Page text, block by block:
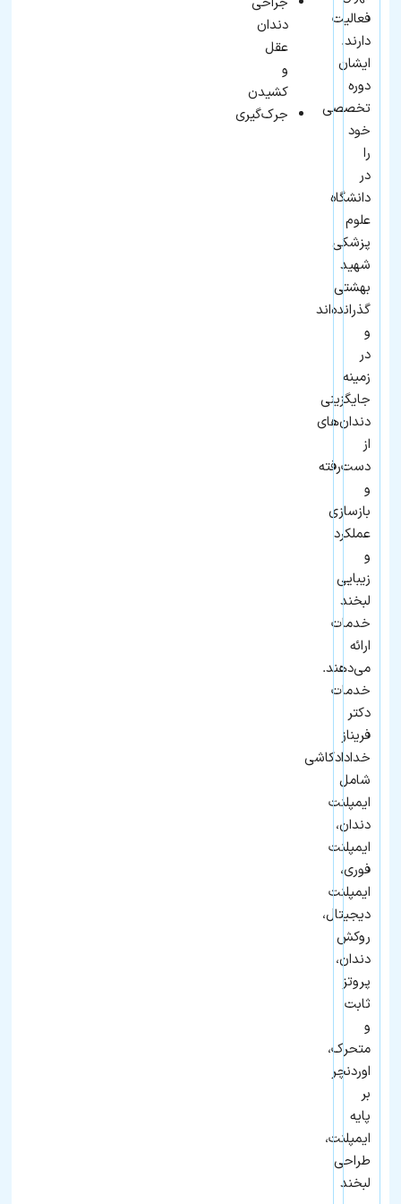
فعالیت
دارند.
ایشان
دوره
تخصصی
خود
را
در
دانشگاه
علوم
پزشکی
شهید
بهشتی
گذرانده‌اند
و
در
زمینه
جایگزینی
دندان‌های
از
دست‌رفته
و
بازسازی
عملکرد
و
زیبایی
لبخند
خدمات
ارائه
می‌دهند.
خدمات
دکتر
فریناز
خدادادکاشی
شامل
ایمپلنت
دندان،
ایمپلنت
فوری،
ایمپلنت
دیجیتال،
روکش
دندان،
پروتز
ثابت
و
متحرک،
اوردنچر
بر
پایه
ایمپلنت،
طراحی
لبخند
دندان
عقل
و
کشیدن
جرک‌گیری